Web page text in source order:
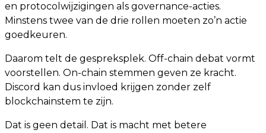
en protocolwijzigingen als governance-acties.
Minstens twee van de drie rollen moeten zo’n actie
goedkeuren.
Daarom telt de gespreksplek. Off-chain debat vormt
voorstellen. On-chain stemmen geven ze kracht.
Discord kan dus invloed krijgen zonder zelf
blockchainstem te zijn.
Dat is geen detail. Dat is macht met betere